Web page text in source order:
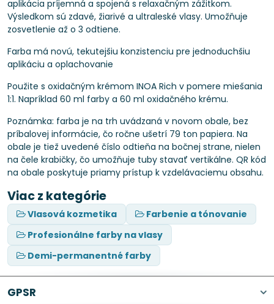
aplikácia príjemná a spojená s relaxačným zážitkom.
Výsledkom sú zdavé, žiarivé a ultraleské vlasy. Umožňuje
zosvetlenie až o 3 odtiene.
Farba má novú, tekutejšiu konzistenciu pre jednoduchšiu
aplikáciu a oplachovanie
Použite s oxidačným krémom INOA Rich v pomere miešania
1:1. Napríklad 60 ml farby a 60 ml oxidačného krému.
Poznámka: farba je na trh uvádzaná v novom obale, bez
príbalovej informácie, čo ročne ušetrí 79 ton papiera. Na
obale je tiež uvedené číslo odtieňa na bočnej strane, nielen
na čele krabičky, čo umožňuje tuby stavať vertikálne. QR kód
na obale poskytuje priamy prístup k vzdelávaciemu obsahu.
Viac z kategórie
Vlasová kozmetika
Farbenie a tónovanie
Profesionálne farby na vlasy
Demi-permanentné farby
GPSR